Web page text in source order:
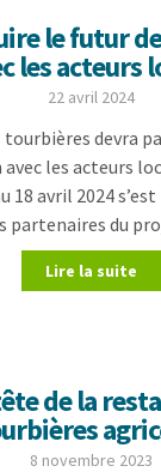
le futur
les acteurs
22 avril 2024
tourbières devra
les acteurs
18 avril 2024
partenaires du
Lire la suite
de la
8 novembre 2023